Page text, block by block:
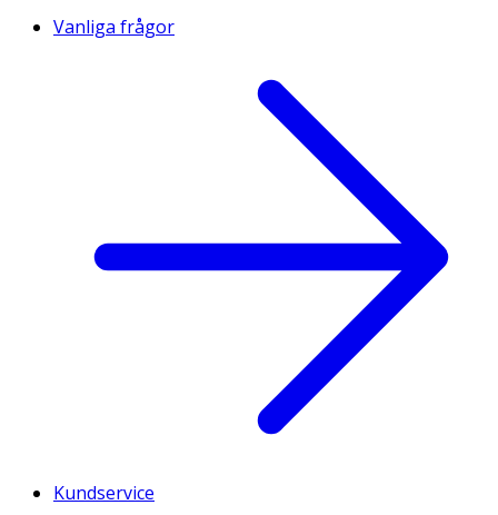
Vanliga frågor
Kundservice